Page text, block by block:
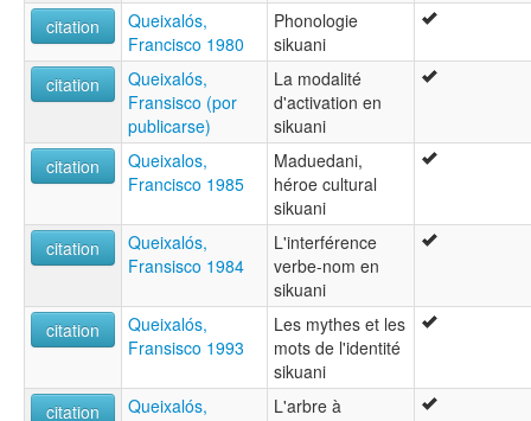
citation
Queixalós,
Francisco 1980
Phonologie
sikuani
citation
Queixalós,
Fransisco (por
publicarse)
La modalité
d'activation en
sikuani
citation
Queixalos,
Francisco 1985
Maduedani,
héroe cultural
sikuani
citation
Queixalós,
Fransisco 1984
L'interférence
verbe-nom en
sikuani
citation
Queixalós,
Fransisco 1993
Les mythes et les
mots de l'identité
sikuani
citation
Queixalós,
L'arbre à